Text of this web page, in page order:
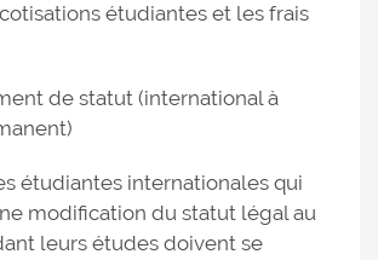
étudiantes et les frais
de statut (international à
étudiantes internationales qui
modification du statut légal au
leurs études doivent se